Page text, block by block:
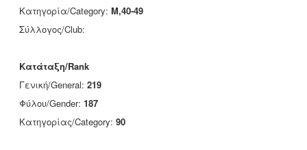
Κατηγορία/Category: M,40-49
Σύλλογος/Club:
Κατάταξη/Rank
Γενική/General: 219
Φύλου/Gender: 187
Κατηγορίας/Category: 90